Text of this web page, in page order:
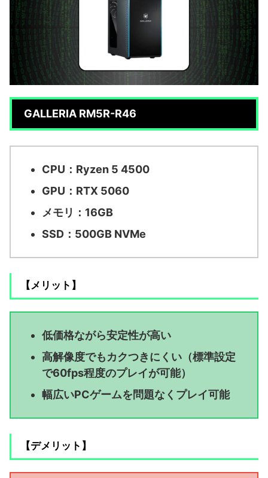
GALLERIA RM5R-R46
CPU：Ryzen 5 4500
GPU：RTX 5060
メモリ：16GB
SSD：500GB NVMe
【メリット】
低価格ながら安定性が高い
高解像度でもカクつきにくい（標準設定
で60fps程度のプレイが可能）
幅広いPCゲームを問題なくプレイ可能
【デメリット】